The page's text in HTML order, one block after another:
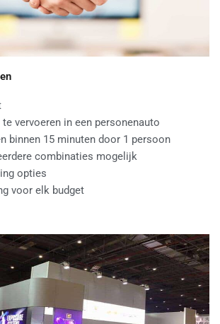
vervoeren in een personenauto
binnen 15 minuten door 1 persoon
combinaties mogelijk
opties
voor elk budget